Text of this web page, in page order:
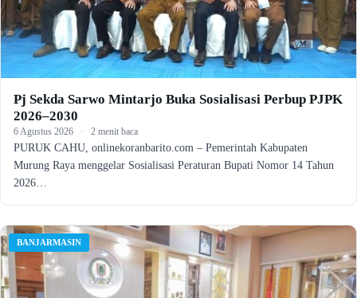
Pj Sekda Sarwo Mintarjo Buka Sosialisasi Perbup PJPK
2026–2030
6 Agustus 2026 · 2 menit baca
PURUK CAHU, onlinekoranbarito.com – Pemerintah Kabupaten
Murung Raya menggelar Sosialisasi Peraturan Bupati Nomor 14 Tahun
2026…
BANJARMASIN